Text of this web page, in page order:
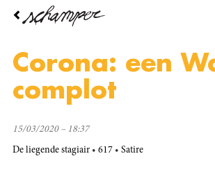
Overslaan
inhoud
gaan
Corona: een Waals
complot
15/03/2020 – 18:37
De liegende stagiair 617 Satire